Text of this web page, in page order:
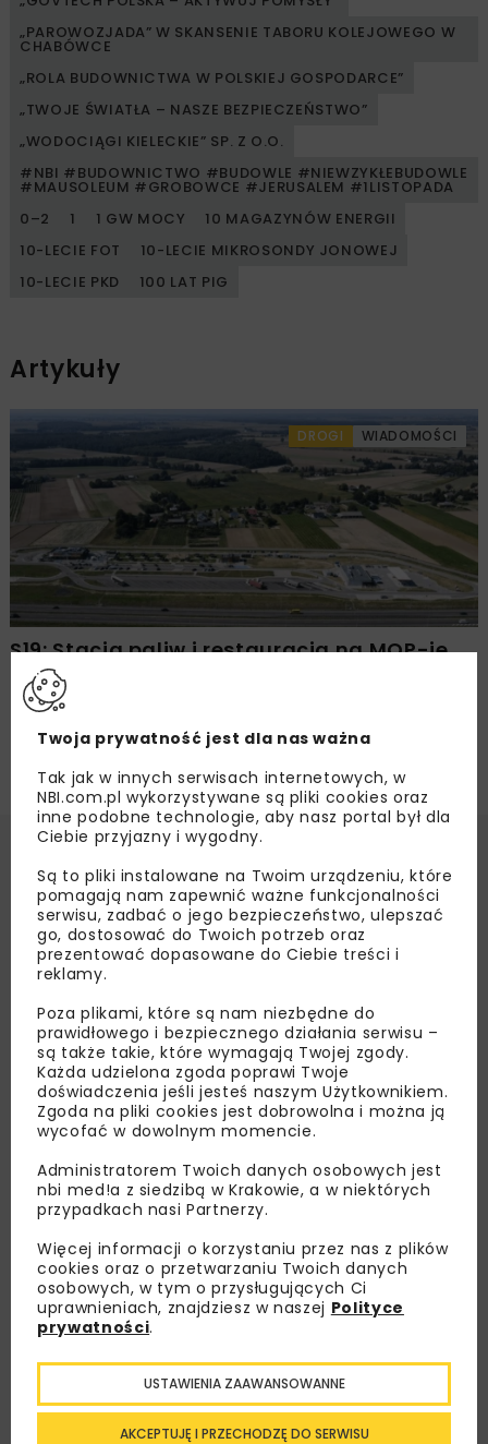
„PAROWOZJADA” W SKANSENIE TABORU KOLEJOWEGO W
CHABÓWCE
„ROLA BUDOWNICTWA W POLSKIEJ GOSPODARCE”
„TWOJE ŚWIATŁA – NASZE BEZPIECZEŃSTWO”
„WODOCIĄGI KIELECKIE” SP. Z O.O.
#NBI #BUDOWNICTWO #BUDOWLE #NIEWZYKŁEBUDOWLE
#MAUSOLEUM #GROBOWCE #JERUSALEM #1LISTOPADA
0–2
1 1 GW MOCY
10 MAGAZYNÓW ENERGII
10-LECIE FOT
10-LECIE MIKROSONDY JONOWEJ
10-LECIE PKD
100 LAT PIG
Artykuły
DROGI WIADOMOŚCI
S19: Stacja paliw i restauracja na MOP-ie
Obroki Zachód
Lubisz wiedzieć więcej?
Zapisz się do newslettera aby otrzymywać od
nas najlepsze informacje branżowe,
zaproszenia na wydarzenia, atrakcyjne oferty i
dedykowane akcje specjalne.
Twoja prywatność jest dla nas ważna
Tak jak w innych serwisach internetowych, w
NBI.com.pl wykorzystywane są pliki cookies oraz
inne podobne technologie, aby nasz portal był dla
Ciebie przyjazny i wygodny.
Są to pliki instalowane na Twoim urządzeniu, które
pomagają nam zapewnić ważne funkcjonalności
serwisu, zadbać o jego bezpieczeństwo, ulepszać
go, dostosować do Twoich potrzeb oraz
prezentować dopasowane do Ciebie treści i
reklamy.
Poza plikami, które są nam niezbędne do
prawidłowego i bezpiecznego działania serwisu –
są także takie, które wymagają Twojej zgody.
Każda udzielona zgoda poprawi Twoje
doświadczenia jeśli jesteś naszym Użytkownikiem.
Zgoda na pliki cookies jest dobrowolna i można ją
wycofać w dowolnym momencie.
Administratorem Twoich danych osobowych jest
nbi med!a z siedzibą w Krakowie, a w niektórych
przypadkach nasi Partnerzy.
Więcej informacji o korzystaniu przez nas z plików
cookies oraz o przetwarzaniu Twoich danych
osobowych, w tym o przysługujących Ci
uprawnieniach, znajdziesz w naszej Polityce
prywatności.
AKCEPTUJĘ I PRZECHODZĘ DO SERWISU
USTAWIENIA ZAAWANSOWANNE